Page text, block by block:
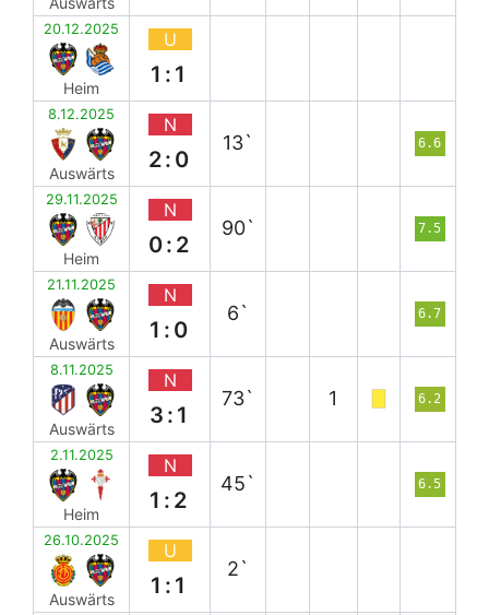
20.12.2025
Heim
U
1:1
8.12.2025
Auswärts
N
2:0
13` 6.6
29.11.2025
Heim
N
0:2
90` 7.5
21.11.2025
Auswärts
N
1:0
6` 6.7
8.11.2025
Auswärts
N
3:1
73` 1 6.2
2.11.2025
Heim
N
1:2
45` 6.5
26.10.2025
Auswärts
U
1:1
2`